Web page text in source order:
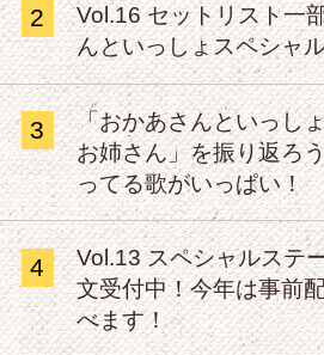
2
Vol.16 セットリスト一
んといっしょスペシャ
3
「おかあさんといっし
お姉さん」を振り返ろ
ってる歌がいっぱい！
4
Vol.13 スペシャルステ
文受付中！今年は事前
べます！